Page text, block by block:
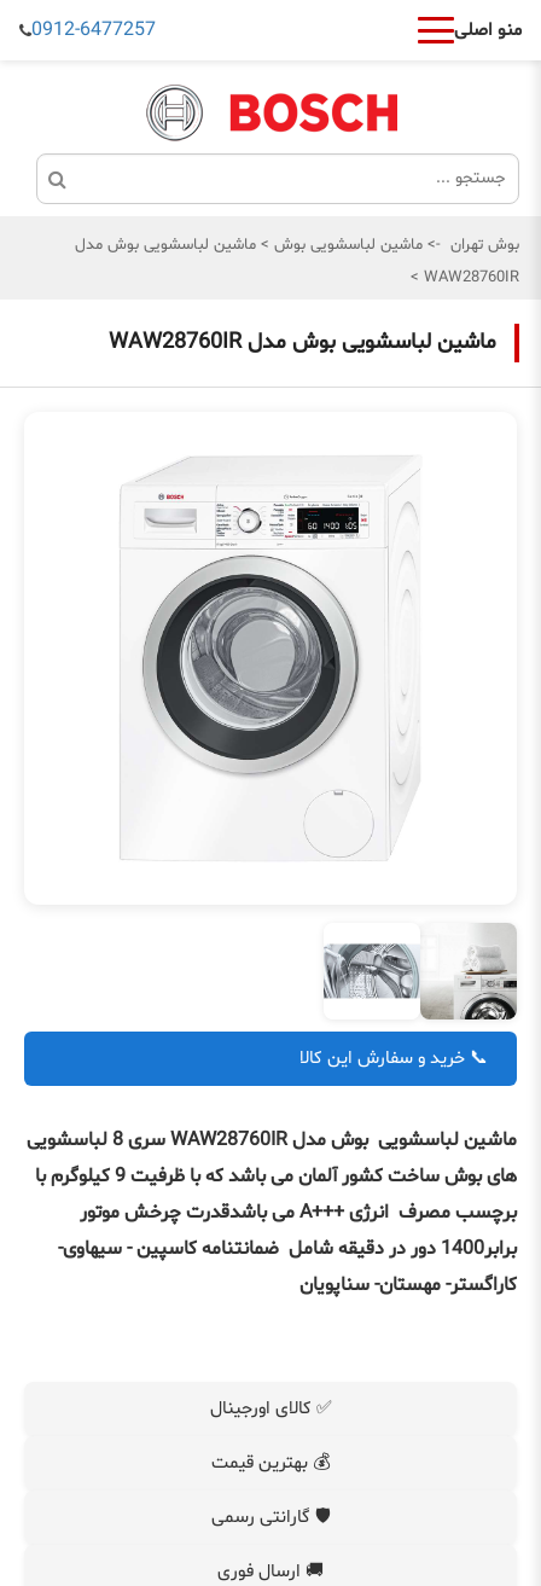
منو اصلی 0912-6477257
بوش تهران -> ماشین لباسشویی بوش > ماشین لباسشویی بوش مدل
WAW28760IR
>
ماشین لباسشویی بوش مدل WAW28760IR
📞 خرید و سفارش این کالا
ماشین لباسشویی بوش مدل WAW28760IR سری 8 لباسشویی‌
های بوش ساخت کشور آلمان می باشد که با ظرفیت 9 کیلوگرم با
برچسب مصرف انرژی +++A می باشدقدرت چرخش موتور
برابر1400 دور در دقیقه شامل ضمانتنامه کاسپین - سیهاوی-
کاراگستر- مهستان- سناپویان
✅ کالای اورجینال
💰 بهترین قیمت
🛡️ گارانتی رسمی
🚚 ارسال فوری